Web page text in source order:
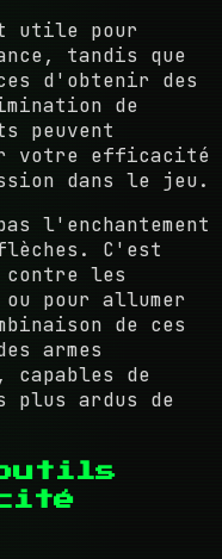
utile pour
tandis que
d'obtenir des
de
peuvent
votre efficacité
dans le jeu.
l'enchantement
C'est
les
pour allumer
de ces
armes
capables de
plus ardus de